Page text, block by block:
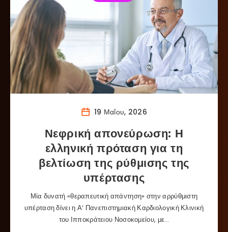
19 Μαΐου, 2026
Νεφρική απονεύρωση: Η
ελληνική πρόταση για τη
βελτίωση της ρύθμισης της
υπέρτασης
Μία δυνατή «θεραπευτική απάντηση» στην αρρύθμιστη
υπέρταση δίνει η Α’ Πανεπιστημιακή Καρδιολογική Κλινική
του Ιπποκράτειου Νοσοκομείου, με…